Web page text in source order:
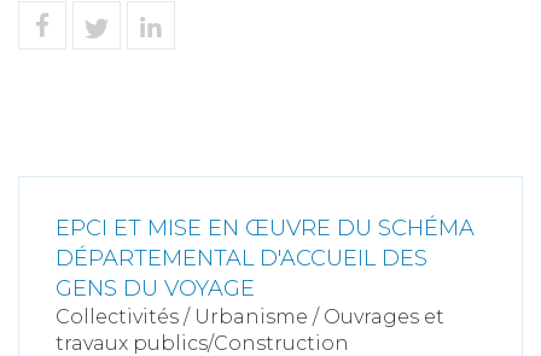
EPCI ET MISE EN ŒUVRE DU SCHÉMA
DÉPARTEMENTAL D'ACCUEIL DES
GENS DU VOYAGE
Collectivités / Urbanisme / Ouvrages et
travaux publics/Construction